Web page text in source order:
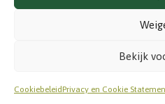
Bekijk
CookiebeleidPrivacy en Cookie